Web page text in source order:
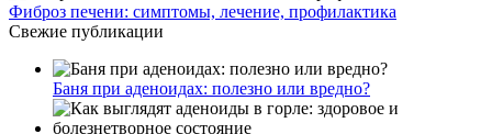
Фиброз печени: симптомы, лечение, профилактика
Свежие публикации
Баня при аденоидах: полезно или вредно?